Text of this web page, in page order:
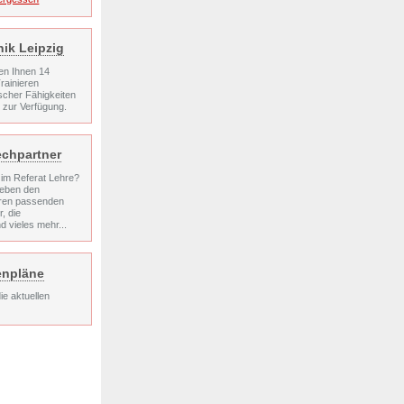
Leipzig
Ihnen 14
Fähigkeiten
Verfügung.
Referat Lehre?
den
passenden
die
vieles mehr...
aktuellen